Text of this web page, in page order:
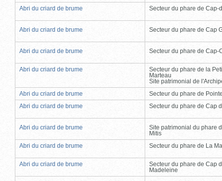
Abri du criard de brume
Secteur du phare de Cap-
Abri du criard de brume Secteur du phare de Cap
Abri du criard de brume Secteur du phare de Cap-
Abri du criard de brume
Secteur du phare de la
Marteau
Site patrimonial de
Abri du criard de brume
Secteur du phare de
Abri du criard de brume
Secteur du phare de Cap
Abri du criard de brume
Site patrimonial du phare
Mitis
Abri du criard de brume
Secteur du phare de La
Abri du criard de brume
Secteur du phare de Cap
Madeleine